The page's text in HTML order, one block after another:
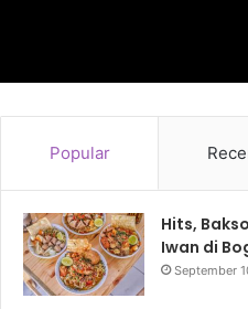
Popular
Hits,
Iwan di
September